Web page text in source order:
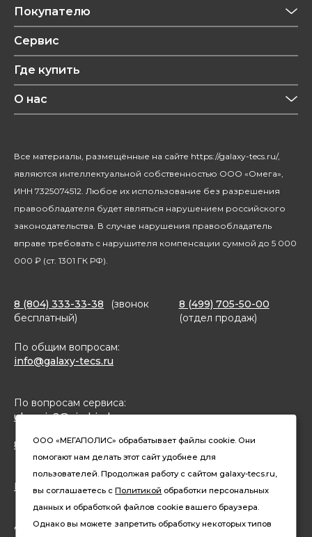
Приготовление напитков
Техника для кухни
Уход за волосами
Красота и здоровье
Уход за домом
Посуда
Покупателю
Обзоры
Рецепты
Сервис
Где купить
О нас
Благотворительность
Все материалы, размещённые на сайте https://galaxy-tecs.ru/,
являются интеллектуальной собственностью ООО «Омега»,
ИНН 7325074512. Любое их использование без разрешения
правообладателя будет являться нарушением российского
законодательства. В случае нарушения правообладатель
вправе требовать с нарушителя компенсации суммой до 5 000
000 ₽ (ст. 1301 ГК РФ).
8 (804) 333-33-38
(звонок
бесплатный)
8 (499) 705-50-00
(отдел продаж)
По общим вопросам:
info@galaxy-tecs.ru
По вопросам сервиса:
ulservis2@simbirsk-crown.ru
8(962)633-02-15 (чат в MAX)
Конфиденциальность
Давайте дружить
ООО «МЕГАПОЛИС» обрабатывает файлы cookie. Они
помогают нам делать этот сайт удобнее для
пользователей. Продолжая работу с сайтом galaxy-tecs.ru,
вы соглашаетесь сПолитикой обработки персональных
данных и обработкой файлов cookie вашего браузера.
Однако вы можете запретить обработку некоторых типов